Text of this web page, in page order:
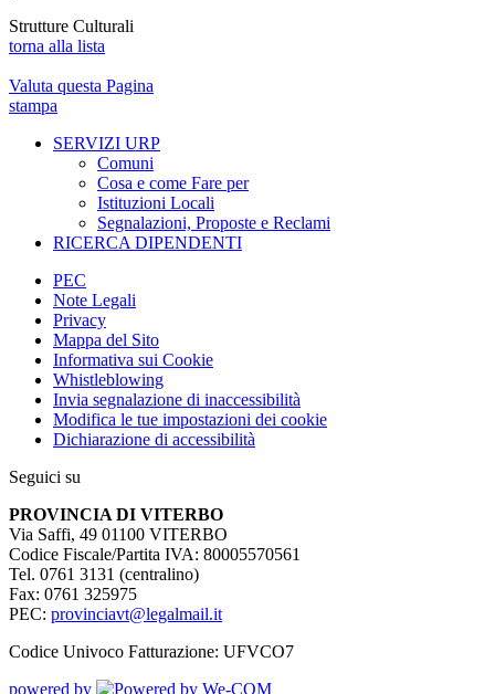
Strutture Culturali
torna alla lista
Valuta questa Pagina
stampa
SERVIZI URP
Comuni
Cosa e come Fare per
Istituzioni Locali
Segnalazioni, Proposte e Reclami
RICERCA DIPENDENTI
PEC
Note Legali
Privacy
Mappa del Sito
Informativa sui Cookie
Whistleblowing
Invia segnalazione di inaccessibilità
Modifica le tue impostazioni dei cookie
Dichiarazione di accessibilità
Seguici su
PROVINCIA DI VITERBO
Via Saffi, 49 01100 VITERBO
Codice Fiscale/Partita IVA: 80005570561
Tel. 0761 3131 (centralino)
Fax: 0761 325975
PEC: provinciavt@legalmail.it
Codice Univoco Fatturazione: UFVCO7
powered by